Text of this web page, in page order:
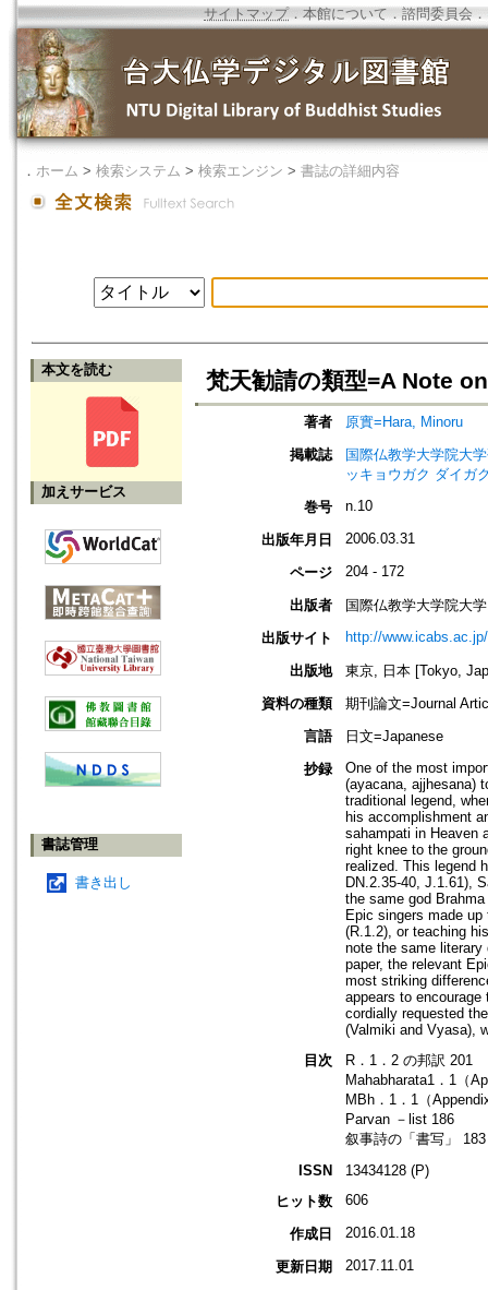
サイトマップ．本館について ． 諮問委員会 ．
． ホーム > 検索システム > 検索エンジン > 書誌の詳細内容
本文を読む
加えサービス
書誌管理
書き出し
梵天勧請の類型=A Note
著者
原實=Hara, Minoru
掲載誌
国際仏教学大学院大
ッキョウガク ダイガ
巻号
n.10
出版年月日 2006.03.31
ページ 204 - 172
出版者
国際仏教学大学院大学
出版サイト
http://www.icabs.ac.jp/
出版地
東京, 日本 [Tokyo,
資料の種類
期刊論文=Journal
言語
日文=Japanese
抄録
One of the most
(ayacana, ajjhesana)
traditional legend,
his accomplishment
sahampati in Heaven
right knee to the
realized. This legend
DN.2.35-40, J.1.61),
the same god
Epic singers made
(R.1.2), or teaching
note the same
paper, the relevant
most striking
appears to
cordially requested
(Valmiki and Vyasa),
目次
R．1．2 の邦訳 201
Mahabharata1．1（
MBh．1．1（
Parvan －list 186
叙事詩の「書写」 183
ISSN
13434128 (P)
ヒット数
606
作成日 2016.01.18
更新日期 2017.11.01